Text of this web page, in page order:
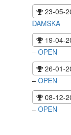
23-05-
DAMSKA
19-04-
– OPEN
26-01-
– OPEN
08-12-
– OPEN